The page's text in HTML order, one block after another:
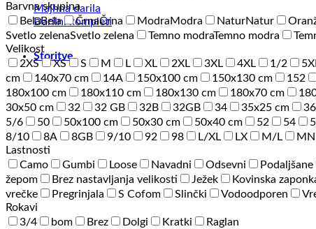
Majhna darila
Darilni kompleti
Storitve
Barvna skupina
BelaBela ČrnaČrna ModraModra NaturNatur
Svetlo zelenaSvetlo zelena Temno modraTemno modra
Velikost
2XS
XS S M L XL 2XL 3XL 4XL 1/2
cm
140x70 cm 14A 150x100 cm 150x130 cm 152
180x100 cm
180x110 cm 180x130 cm 180x70 cm
30x50 cm
32 32 GB 32B 32GB 34 35x25 cm 36
5/6
50 50x100 cm 50x30 cm 50x40 cm 52 54
8/10
8A 8GB 9/10 92 98 L/XL LX M/L MN
Lastnosti
Camo
Gumbi Loose Navadni Odsevni Podaljšane
žepom
Brez nastavljanja velikosti Ježek Kovinska
vrečke
Pregrinjala S Cofom Slinčki Vodoodporen
Rokavi
3/4
bom Brez Dolgi Kratki
Raglan